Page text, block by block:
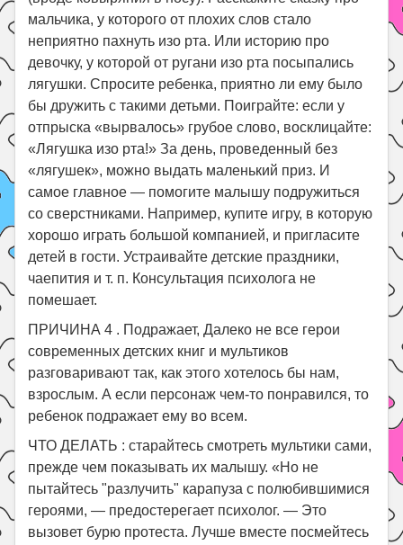
мальчика, у которого от плохих слов стало
неприятно пахнуть изо рта. Или историю про
девочку, у которой от ругани изо рта посыпались
лягушки. Спросите ребенка, приятно ли ему было
бы дружить с такими детьми. Поиграйте: если у
отпрыска «вырвалось» грубое слово, восклицайте:
«Лягушка изо рта!» За день, проведенный без
«лягушек», можно выдать маленький приз. И
самое главное — помогите малышу подружиться
со сверстниками. Например, купите игру, в которую
хорошо играть большой компанией, и пригласите
детей в гости. Устраивайте детские праздники,
чаепития и т. п. Консультация психолога не
помешает.
ПРИЧИНА 4 . Подражает, Далеко не все герои
современных детских книг и мультиков
разговаривают так, как этого хотелось бы нам,
взрослым. А если персонаж чем-то понравился, то
ребенок подражает ему во всем.
ЧТО ДЕЛАТЬ : старайтесь смотреть мультики сами,
прежде чем показывать их малышу. «Но не
пытайтесь "разлучить" карапуза с полюбившимися
героями, — предостерегает психолог. — Это
вызовет бурю протеста. Лучше вместе посмейтесь